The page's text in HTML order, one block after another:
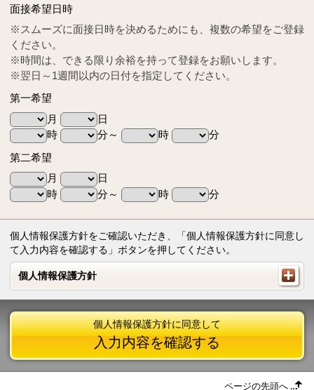
Tel
0570-55-0314
面接希望日時
※スムーズに面接日時を決めるためにも、複数の希望をご登録
ください。
※時間は、できる限り余裕を持って登録をお願いします。
※翌日～1週間以内の日付を指定してください。
第一希望
月
日
時
分～ 時
分
第二希望
月
日
時
分～ 時 分
個人情報保護方針をご確認いただき、「個人情報保護方針に同意し
て入力内容を確認する」ボタンを押してください。
個人情報保護方針
個人情報保護方針
個人情報保護方針に同意して
入力内容を確認する
ページの先頭へ